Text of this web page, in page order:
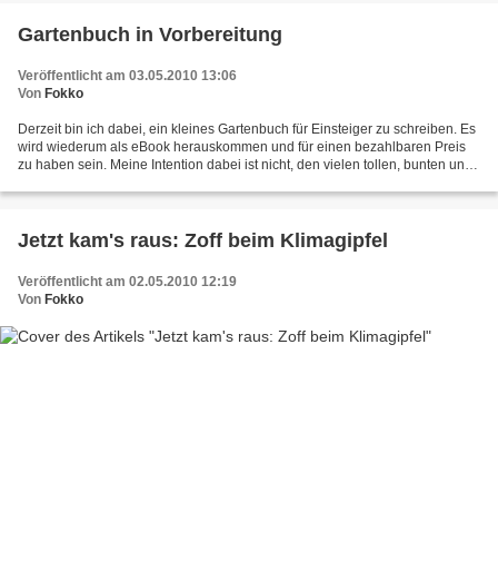
Gartenbuch in Vorbereitung
Veröffentlicht am 03.05.2010 13:06
Von Fokko
Derzeit bin ich dabei, ein kleines Gartenbuch für Einsteiger zu schreiben. Es
wird wiederum als eBook herauskommen und für einen bezahlbaren Preis
zu haben sein. Meine Intention dabei ist nicht, den vielen tollen, bunten und
Jetzt kam's raus: Zoff beim Klimagipfel
Veröffentlicht am 02.05.2010 12:19
Von Fokko